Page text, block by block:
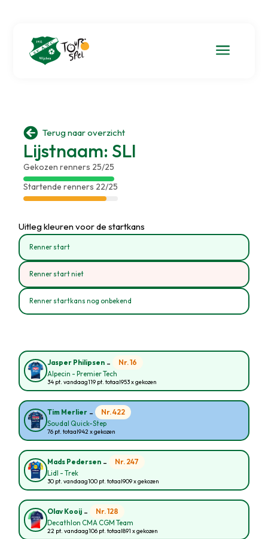
a
 Terug naar overzicht
Lijstnaam: SLI
Gekozen renners 25/25
Startende renners 22/25
Uitleg kleuren voor de startkans
Renner start
Renner start niet
Renner startkans nog onbekend
Jasper Philipsen - Nr. 16
Alpecin - Premier Tech
34 pt. vandaag119 pt. totaal953 x gekozen
Tim Merlier - Nr. 422
Soudal Quick-Step
76 pt. totaal942 x gekozen
Mads Pedersen - Nr. 247
Lidl - Trek
30 pt. vandaag100 pt. totaal909 x gekozen
Olav Kooij - Nr. 128
Decathlon CMA CGM Team
22 pt. vandaag106 pt. totaal891 x gekozen